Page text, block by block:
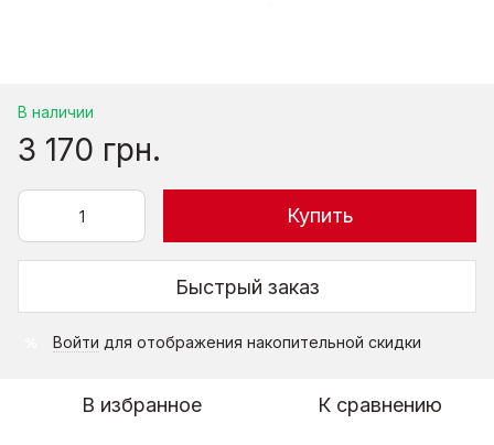
В наличии
3 170 грн.
Купить
Быстрый заказ
Войти для отображения накопительной скидки
В избранное К сравнению